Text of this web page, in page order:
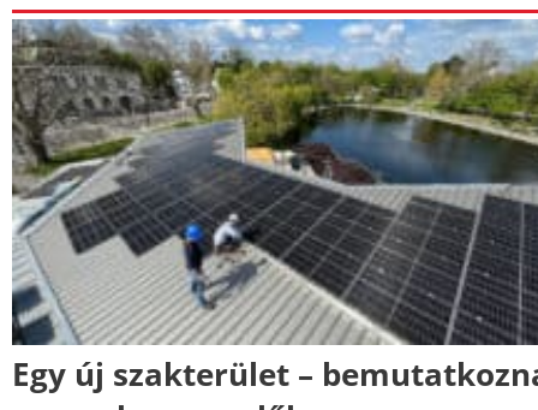
Egy új szakterület –